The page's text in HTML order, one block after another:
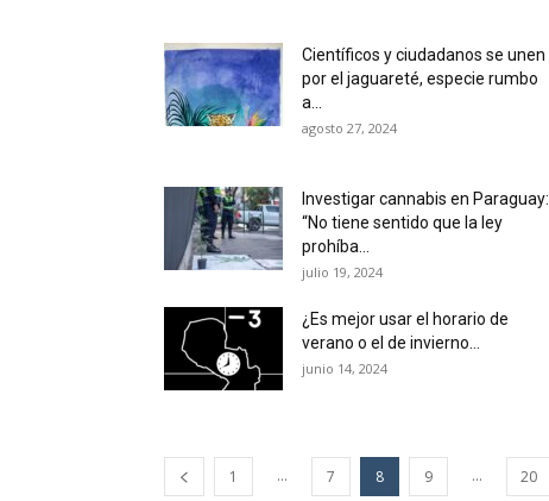
Científicos y ciudadanos se unen
por el jaguareté, especie rumbo
a...
agosto 27, 2024
Investigar cannabis en Paraguay:
“No tiene sentido que la ley
prohíba...
julio 19, 2024
¿Es mejor usar el horario de
verano o el de invierno...
junio 14, 2024
1 ... 7 8 9 ... 20